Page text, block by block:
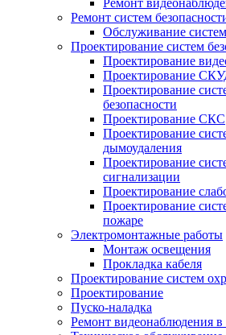
Ремонт
Ремонт систем
Обслуживание
Проектирование систем
Проектирование
Проектирование
Проектирование
безопасности
Проектирование СКС
Проектирование
дымоудаления
Проектирование
сигнализации
Проектирование
Проектирование
пожаре
Электромонтажные работы
Монтаж освещения
Прокладка кабеля
Проектирование систем
Проектирование
Пуско-наладка
Ремонт видеонаблюдения в